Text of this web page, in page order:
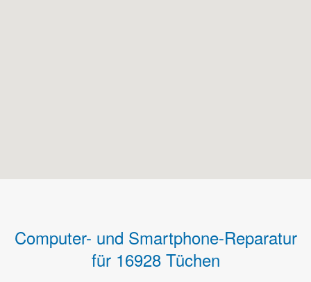
Computer- und Smartphone-Reparatur
für 16928 Tüchen